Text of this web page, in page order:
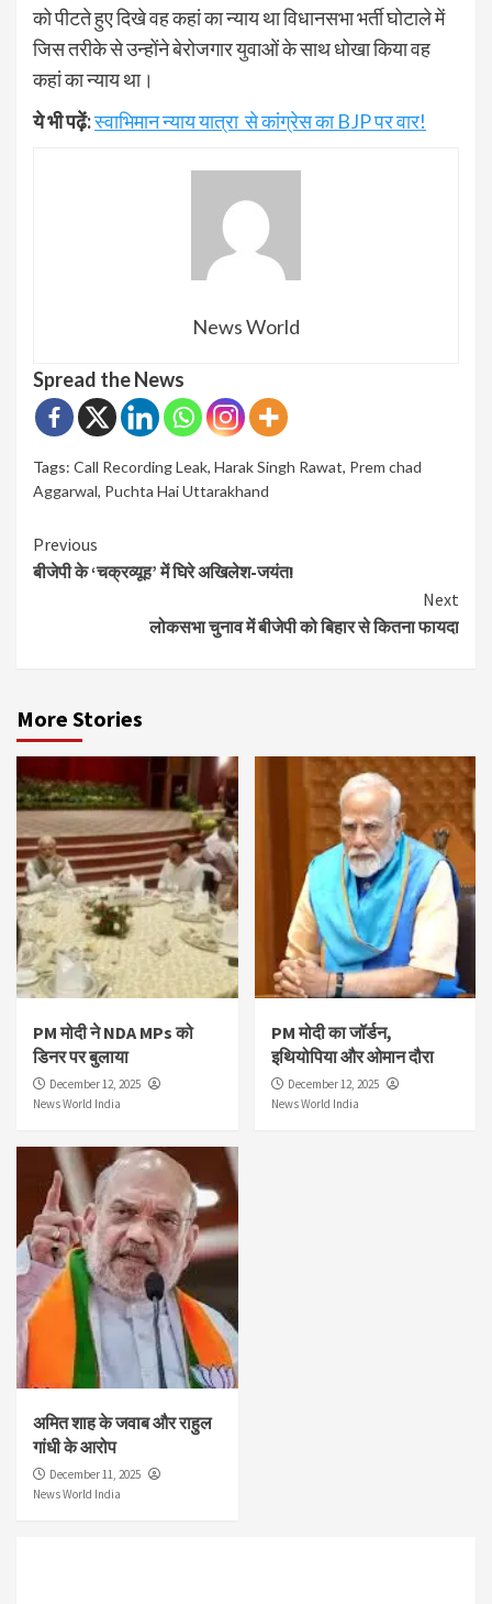
को पीटते हुए दिखे वह कहां का न्याय था विधानसभा भर्ती घोटाले में
जिस तरीके से उन्होंने बेरोजगार युवाओं के साथ धोखा किया वह
कहां का न्याय था।
ये भी पढ़ें:स्वाभिमान न्याय यात्रा से कांग्रेस का BJP पर वार!
News World
Spread the News
Tags: Call Recording Leak, Harak Singh Rawat, Prem chad
Aggarwal, Puchta Hai Uttarakhand
Continue
Reading
Previous
बीजेपी के ‘चक्रव्यूह’ में घिरे अखिलेश-जयंत!
Next
लोकसभा चुनाव में बीजेपी को बिहार से कितना फायदा
More Stories
PM मोदी ने NDA MPs को
डिनर पर बुलाया
December 12, 2025
News World India
PM मोदी का जॉर्डन,
इथियोपिया और ओमान दौरा
December 12, 2025
News World India
अमित शाह के जवाब और राहुल
गांधी के आरोप
December 11, 2025
News World India